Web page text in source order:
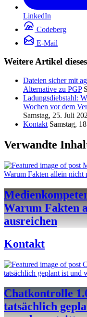
LinkedIn
Codeberg
E-Mail
Weitere Artikel
Dateien sicher mit
Alternative zu PGP
Ladungsdiebstahl:
Wochen vor dem
Samstag, 25. Juli
Kontakt Samstag,
Verwandte
Warum Fakten
ausreichen
Kontakt
Chatkontrolle
tatsächlich